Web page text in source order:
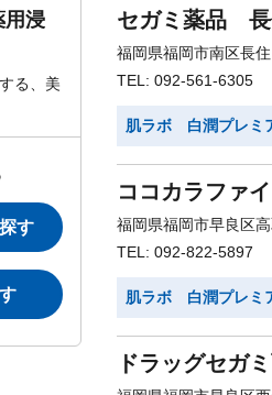
浸
る、美
す
セガミ薬品
福岡県福岡市南区長
TEL: 092-561-6305
肌ラボ 白潤プレミ
ココカラファ
福岡県福岡市早良区
TEL: 092-822-5897
肌ラボ 白潤プレミ
ドラッグセガ